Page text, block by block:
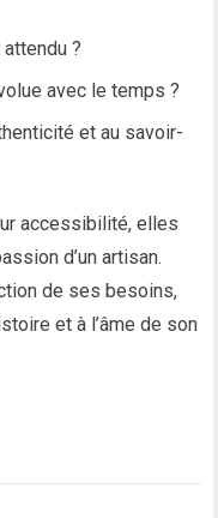
?
avec le temps ?
et au savoir-
accessibilité, elles
d’un artisan.
de ses besoins,
et à l’âme de son